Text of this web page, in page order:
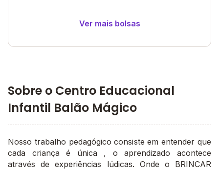
Ver mais bolsas
Sobre o Centro Educacional
Infantil Balão Mágico
Nosso trabalho pedagógico consiste em entender que
cada criança é única , o aprendizado acontece
através de experiências lúdicas. Onde o BRINCAR